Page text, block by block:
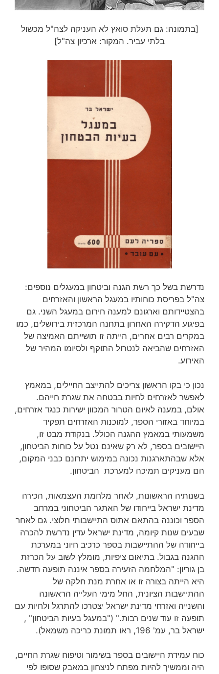
[בתמונה: גם תעלת סואץ לא העניקה לצה"ל מכשול
בלתי עביר. המקור: ארכיון צה"ל]
נדרשת בשל כך רשת הגנה וביטחון במעגלים נוספים:
צה"ל בפריסת כוחותיו במעגל הראשון והאזרחים
בהצטיידותם וארגונם למענה חירום במעגל השני. גם
בפיגוע הדקירה האחרון בתחנה המרכזית בירושלים, כמו
במקרים רבים אחרים, הייתה זו תושייתם האמיצה של
האזרחים שהביאה לנטרול התוקף ולסיומו המהיר של
האירוע.
נכון כי בקו הראשון צריכים להתייצב החיילים, במאמץ
לאפשר לאזרחים לחיות בבטחה את שגרת חייהם.
אולם, במענה לאיום הטרור המכוון ישירות כנגד אזרחים,
במיוחד באזורי הספר, למוכנות האזרחים תפקיד
משמעותי במאמץ ההגנה הכולל. בנקודת מבט זו,
היישובים בספר, לא רק שאינם נטל על כוחות הביטחון,
אלא שבהתארגנות נכונה במימוש יתרונם כבני המקום,
הם מעניקים תמיכה למערכת הביטחון.
בשנותיה הראשונות, לאחר מלחמת העצמאות, הכירה
מדינת ישראל בייחודו של האתגר הביטחוני במרחב
הספר וכוננה בהתאם אתוס התיישבותי חלוצי. גם לאחר
שבעים שנות קיומה, מדינת ישראל עדין נדרשת להכרה
בייחודה של ההתיישבות בספר כרכיב חיוני במערכת
ההגנה בגבול. בתיאום ציפיות, מומלץ לשוב על הכרזת
בן גוריון: "המלחמה הזעירה בספר איננה תופעה חדשה.
היא הייתה בצורה זו או אחרת מנת חלקה של
ההתיישבות הציונית, החל מימי העלייה הראשונה
והשנייה ואזרחי מדינת ישראל יצטרכו להתרגל ולחיות עם
תופעה זו עוד שנים רבות." ("במעגל בעיות הביטחון" ,
ישראל בר, עמ' 196, ראו תמונת כריכה משמאל).
כוח עמידת היישובים בספר בשימור וטיפוח שגרת החיים,
היה וממשיך להיות מפתח לניצחון במאבק שסופו לפי